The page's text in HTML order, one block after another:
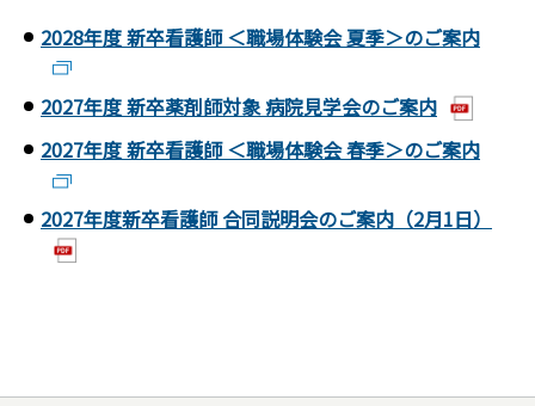
2028年度 新卒看護師 ＜職場体験会 夏季＞のご案内
2027年度 新卒薬剤師対象 病院見学会のご案内
2027年度 新卒看護師 ＜職場体験会 春季＞のご案内
2027年度新卒看護師 合同説明会のご案内（2月1日）